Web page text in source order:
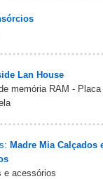
Lan House
memória RAM -
Madre Mia Calçados
e acessórios